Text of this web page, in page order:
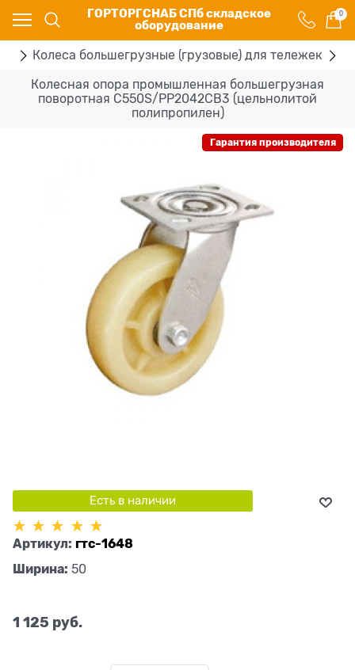
ГОРТОРГСНАБ СПб складское
оборудование
0
Колеса большегрузные (грузовые) для тележек
Колесная опора промышленная большегрузная
поворотная C550S/PP2042CB3 (цельнолитой
полипропилен)
Гарантия производителя
Есть в наличии
Артикул: гтс-1648
Ширина: 50
1 125 руб.